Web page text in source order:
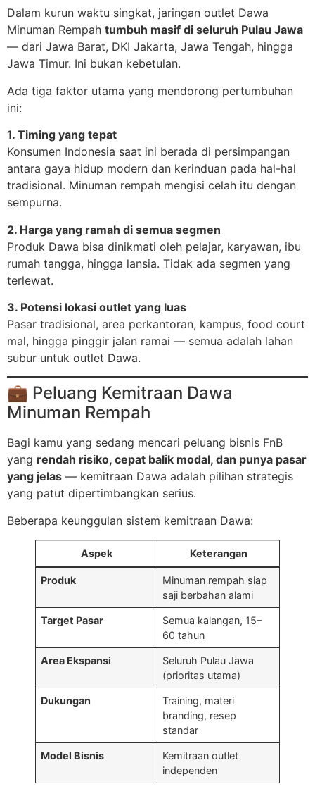
Dalam kurun waktu singkat, jaringan outlet Dawa
Minuman Rempah tumbuh masif di seluruh Pulau Jawa
— dari Jawa Barat, DKI Jakarta, Jawa Tengah, hingga
Jawa Timur. Ini bukan kebetulan.
Ada tiga faktor utama yang mendorong pertumbuhan
ini:
1. Timing yang tepat
Konsumen Indonesia saat ini berada di persimpangan
antara gaya hidup modern dan kerinduan pada hal-hal
tradisional. Minuman rempah mengisi celah itu dengan
sempurna.
2. Harga yang ramah di semua segmen
Produk Dawa bisa dinikmati oleh pelajar, karyawan, ibu
rumah tangga, hingga lansia. Tidak ada segmen yang
terlewat.
3. Potensi lokasi outlet yang luas
Pasar tradisional, area perkantoran, kampus, food court
mal, hingga pinggir jalan ramai — semua adalah lahan
subur untuk outlet Dawa.
💼 Peluang Kemitraan Dawa
Minuman Rempah
Bagi kamu yang sedang mencari peluang bisnis FnB
yang rendah risiko, cepat balik modal, dan punya pasar
yang jelas — kemitraan Dawa adalah pilihan strategis
yang patut dipertimbangkan serius.
Beberapa keunggulan sistem kemitraan Dawa:
Aspek Keterangan
Produk
Minuman rempah siap
saji berbahan alami
Target Pasar
Semua kalangan, 15–
60 tahun
Area Ekspansi
Seluruh Pulau Jawa
(prioritas utama)
Dukungan
Training, materi
branding, resep
standar
Model Bisnis
Kemitraan outlet
independen